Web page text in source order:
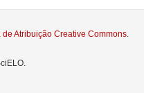
de Atribuição Creative Commons.